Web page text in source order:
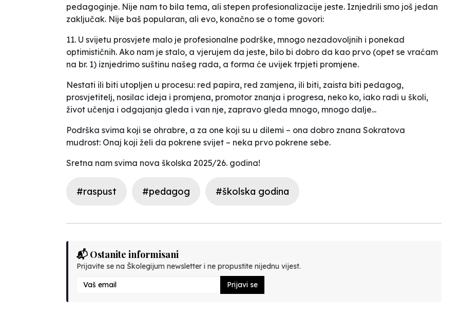
pedagoginje. Nije nam to bila tema, ali stepen profesionalizacije jeste. Iznjedrili smo još jedan
zaključak. Nije baš popularan, ali evo, konačno se o tome govori:
11. U svijetu prosvjete malo je profesionalne podrške, mnogo nezadovoljnih i ponekad
optimističnih. Ako nam je stalo, a vjerujem da jeste, bilo bi dobro da kao prvo (opet se vraćam
na br. 1) iznjedrimo suštinu našeg rada, a forma će uvijek trpjeti promjene.
Nestati ili biti utopljen u procesu: red papira, red zamjena, ili biti, zaista biti pedagog,
prosvjetitelj, nosilac ideja i promjena, promotor znanja i progresa, neko ko, iako radi u školi,
život učenja i odgajanja gleda i van nje, zapravo gleda mnogo, mnogo dalje...
Podrška svima koji se ohrabre, a za one koji su u dilemi – ona dobro znana Sokratova
mudrost: Onaj koji želi da pokrene svijet – neka prvo pokrene sebe.
Sretna nam svima nova školska 2025/26. godina!
#raspust #pedagog #školska godina
📬 Ostanite informisani
Prijavite se na Školegijum newsletter i ne propustite nijednu vijest.
Prijavi se